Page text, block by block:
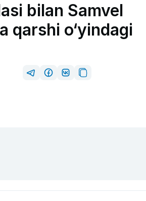
bilan Samvel
qarshi o‘yindagi